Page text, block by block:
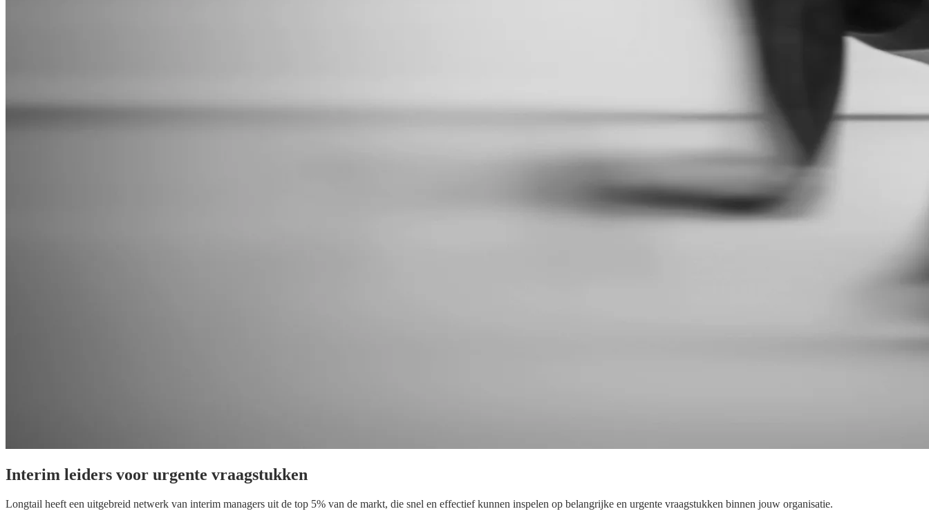
Interim leiders voor urgente vraagstukken
Longtail heeft een uitgebreid netwerk van interim managers uit de top 5% van de markt, die snel en effectief kunnen inspelen op belangrijke en urgente vraagstukken binnen jouw organisatie.